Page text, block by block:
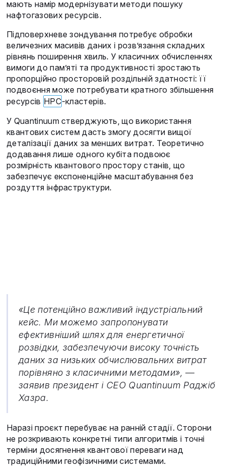
мають намір модернізувати методи пошуку
нафтогазових ресурсів.
Підповерхневе зондування потребує обробки
величезних масивів даних і розв’язання складних
рівнянь поширення хвиль. У класичних обчисленнях
вимоги до пам’яті та продуктивності зростають
пропорційно просторовій роздільній здатності: її
подвоєння може потребувати кратного збільшення
ресурсів HPC-кластерів.
У Quantinuum стверджують, що використання
квантових систем дасть змогу досягти вищої
деталізації даних за менших витрат. Теоретично
додавання лише одного кубіта подвоює
розмірність квантового простору станів, що
забезпечує експоненційне масштабування без
роздуття інфраструктури.
«Це потенційно важливий індустріальний
кейс. Ми можемо запропонувати
ефективніший шлях для енергетичної
розвідки, забезпечуючи високу точність
даних за низьких обчислювальних витрат
порівняно з класичними методами», —
заявив президент і CEO Quantinuum Раджіб
Хазра.
Наразі проєкт перебуває на ранній стадії. Сторони
не розкривають конкретні типи алгоритмів і точні
терміни досягнення квантової переваги над
традиційними геофізичними системами.